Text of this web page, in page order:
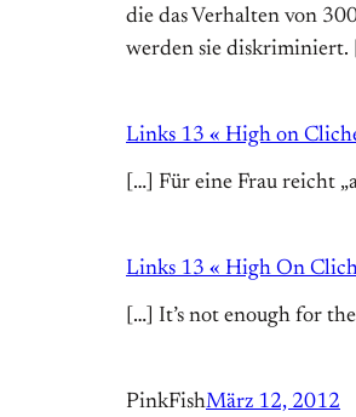
die das Verhalten von
werden sie diskriminiert.
Links 13 « High on
[…] Für eine Frau reicht
Links 13 « High On
[…] It’s not enough for
PinkFishMärz 12, 2012